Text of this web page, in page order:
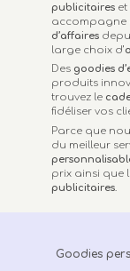
publicitaires et
accompagne
d’affaires
large choix d’
Des goodies
produits
trouvez le
fidéliser vos
Parce que
du meilleur
prix ainsi que
publicitaires.
Goodies